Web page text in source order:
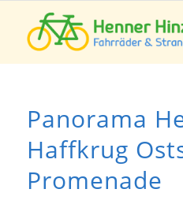
Panorama
Haffkrug
Promenade